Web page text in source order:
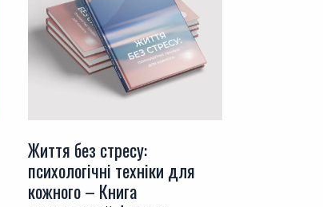
Життя без стресу:
психологічні техніки для
кожного – Книга